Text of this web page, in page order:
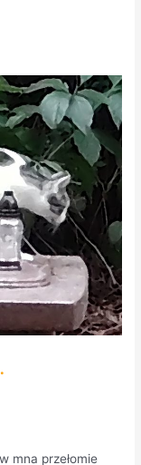
mna przełomie